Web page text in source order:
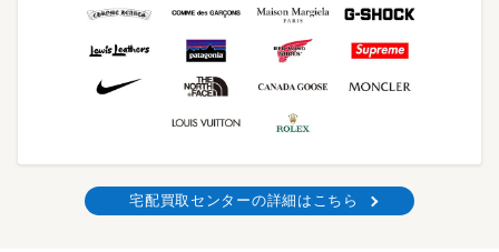
宅配買取センターの詳細はこちら